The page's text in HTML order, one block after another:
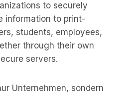
to securely
information to print-
students, employees,
through their own
servers.
Unternehmen, sondern